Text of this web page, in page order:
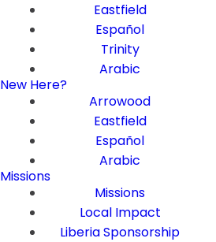
Eastfield
Español
Trinity
Arabic
New Here?
Arrowood
Eastfield
Español
Arabic
Missions
Missions
Local Impact
Liberia Sponsorship